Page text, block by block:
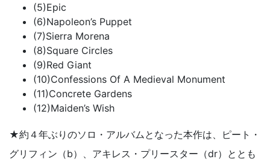
(5)Epic
(6)Napoleon’s Puppet
(7)Sierra Morena
(8)Square Circles
(9)Red Giant
(10)Confessions Of A Medieval Monument
(11)Concrete Gardens
(12)Maiden’s Wish
★約４年ぶりのソロ・アルバムとなった本作は、ピート・
グリフィン（b）、アキレス・プリースター（dr）ととも